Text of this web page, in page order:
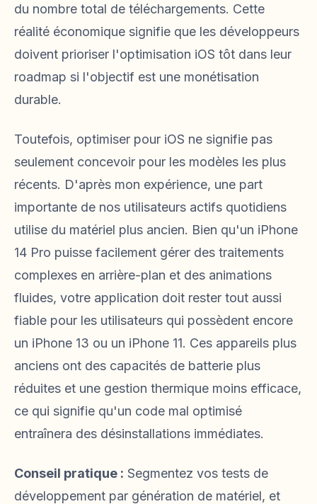
du nombre total de téléchargements. Cette
réalité économique signifie que les développeurs
doivent prioriser l'optimisation iOS tôt dans leur
roadmap si l'objectif est une monétisation
durable.
Toutefois, optimiser pour iOS ne signifie pas
seulement concevoir pour les modèles les plus
récents. D'après mon expérience, une part
importante de nos utilisateurs actifs quotidiens
utilise du matériel plus ancien. Bien qu'un iPhone
14 Pro puisse facilement gérer des traitements
complexes en arrière-plan et des animations
fluides, votre application doit rester tout aussi
fiable pour les utilisateurs qui possèdent encore
un iPhone 13 ou un iPhone 11. Ces appareils plus
anciens ont des capacités de batterie plus
réduites et une gestion thermique moins efficace,
ce qui signifie qu'un code mal optimisé
entraînera des désinstallations immédiates.
Conseil pratique : Segmentez vos tests de
développement par génération de matériel, et